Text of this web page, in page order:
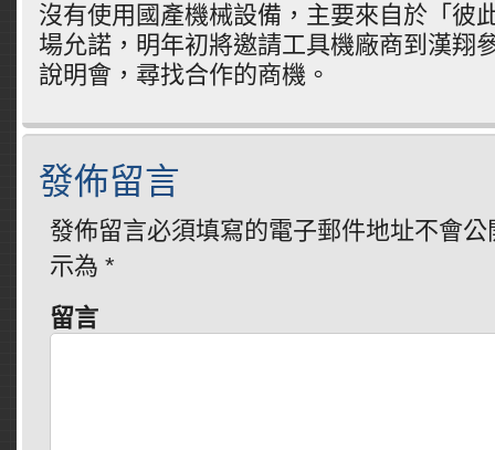
沒有使用國產機械設備，主要來自於「彼
場允諾，明年初將邀請工具機廠商到漢翔
說明會，尋找合作的商機。
發佈留言
發佈留言必須填寫的電子郵件地址不會公
示為 *
留言